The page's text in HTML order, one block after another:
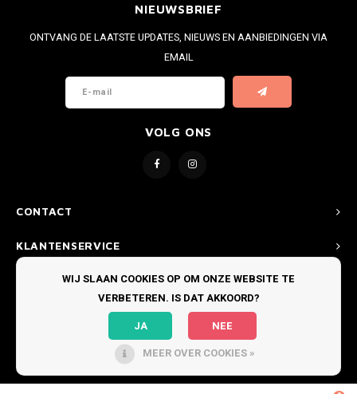
CONTACT
NIEUWSBRIEF
ONTVANG DE LAATSTE UPDATES, NIEUWS EN AANBIEDINGEN VIA
EMAIL
VOLG ONS
KLANTENSERVICE
MIJN ACCOUNT
WIJ SLAAN COOKIES OP OM ONZE WEBSITE TE
VERBETEREN. IS DAT AKKOORD?
JA
NEE
MEER OVER COOKIES »